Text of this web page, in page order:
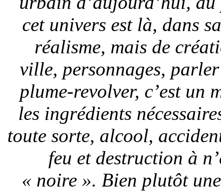
cet univers est là, dans
réalisme, mais de
ville, personnages,
plume-revolver, c’est un
les ingrédients
toute sorte, alcool,
feu et destruction à
« noire ». Bien plutôt